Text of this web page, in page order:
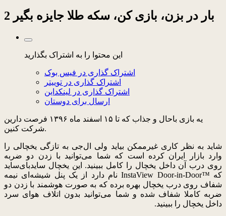
2 بار در بزن، بازی کن، سکه طلا جایزه بگیر
این محتوا را به اشتراک بگذارید
اشتراک گذاری در فیس بوک
اشتراک گذاری در توییتر
اشتراک گذاری در لینکداین
ارسال برای دوستان
یه بازی باحال و جذاب که تا ١۵ اسفند ماه ١٣٩۶ ​فرصت دارین
شرکت کنین.
شاید به نظر کاری غیرممکن بیاید ولی ال‌جی به تازگی یخچالی را
وارد بازار ایران کرده است که شما می‌توانید با زدن دو ضربه
روی درب آن داخل یخچال را کامل ببینید. این یخچال ساید‌بای‌ساید
که ™InstaView Door-in-Door نام دارد از یک پنل شیشه‌ای نیمه
شفاف روی درب یخچال بهره برده که به صورت هوشمند با زدن دو
ضربه کاملا شفاف شده و شما می‌توانید بدون اتلاف هوای سرد
داخل یخچال را ببینید.